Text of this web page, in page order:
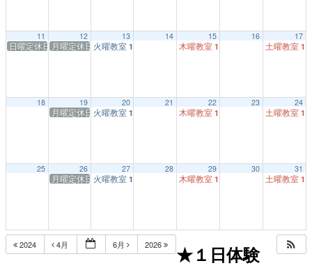
11
日曜定休日
12
月曜定休日
13
火曜教室 1:00 PM
14 15
木曜教室 1:00 PM
16 17
土曜教室
18 19
月曜定休日
20
火曜教室 1:00 PM
21 22
木曜教室 1:00 PM
23 24
土曜教室
25 26
月曜定休日
27
火曜教室 1:00 PM
28 29
木曜教室 1:00 PM
30 31
土曜教室
2024 4月 6月 2026
★１日体験